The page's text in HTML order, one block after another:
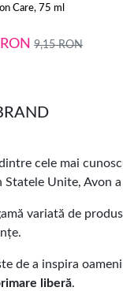
Care, 75 ml
RON 9,15RON
cele mai
Statele Unite, Avon
variată de
de a inspira
liberă.